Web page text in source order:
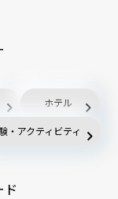
ホテル
・アクティビティ
ド